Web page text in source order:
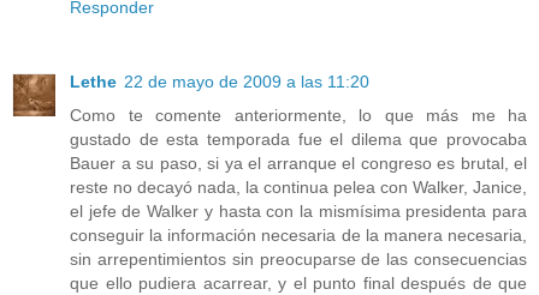
Responder
Lethe 22 de mayo de 2009 a las 11:20
Como te comente anteriormente, lo que más me ha
gustado de esta temporada fue el dilema que provocaba
Bauer a su paso, si ya el arranque el congreso es brutal, el
reste no decayó nada, la continua pelea con Walker, Janice,
el jefe de Walker y hasta con la mismísima presidenta para
conseguir la información necesaria de la manera necesaria,
sin arrepentimientos sin preocuparse de las consecuencias
que ello pudiera acarrear, y el punto final después de que